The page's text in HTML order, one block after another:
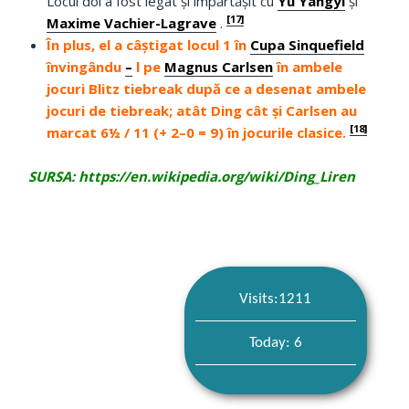
Maxime Vachier-Lagrave . [17]
În plus, el a câștigat locul 1 în Cupa Sinquefield
învingându – l pe Magnus Carlsenîn ambele
jocuri Blitz tiebreak după ce a desenat ambele
jocuri de tiebreak; atât Ding cât și Carlsen au
marcat 6½ / 11 (+ 2–0 = 9) în jocurile clasice. [18]
SURSA: https://en.wikipedia.org/wiki/Ding_Liren
Visits:1211
Today: 6